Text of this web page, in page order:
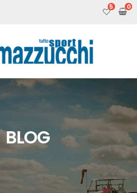
5
BLOG